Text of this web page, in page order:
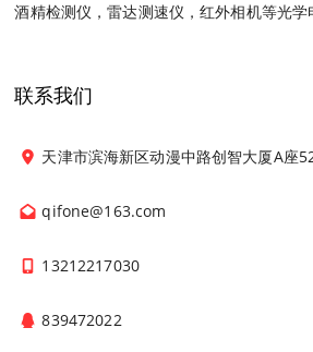
酒精检测仪，雷达测速仪，红外相机等光学
联系我们
天津市滨海新区动漫中路创智大厦A座
qifone@163.com
13212217030
839472022